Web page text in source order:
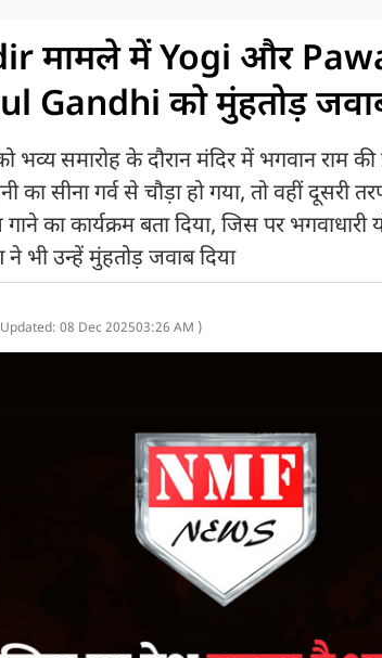
मामले में Yogi और
Gandhi को मुंहतोड़
समारोह के दौरान मंदिर में भगवान राम की
सीना गर्व से चौड़ा हो गया, तो वहीं दूसरी
गाने का कार्यक्रम बता दिया, जिस पर
भी उन्हें मुंहतोड़ जवाब दिया
Updated: 08 Dec 202503:26 AM )